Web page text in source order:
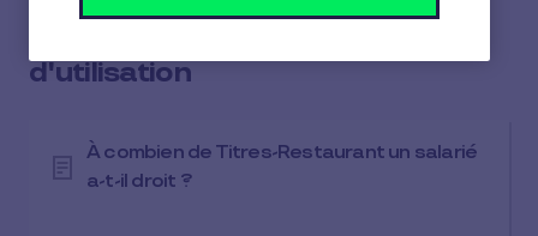
d'utilisation
À combien de Titres-Restaurant un salarié
a-t-il droit ?